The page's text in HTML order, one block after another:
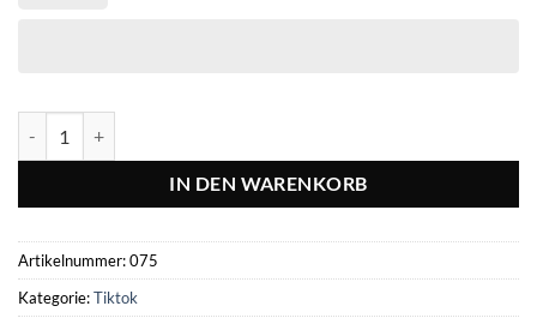
IN DEN WARENKORB
Artikelnummer:075
Kategorie:Tiktok